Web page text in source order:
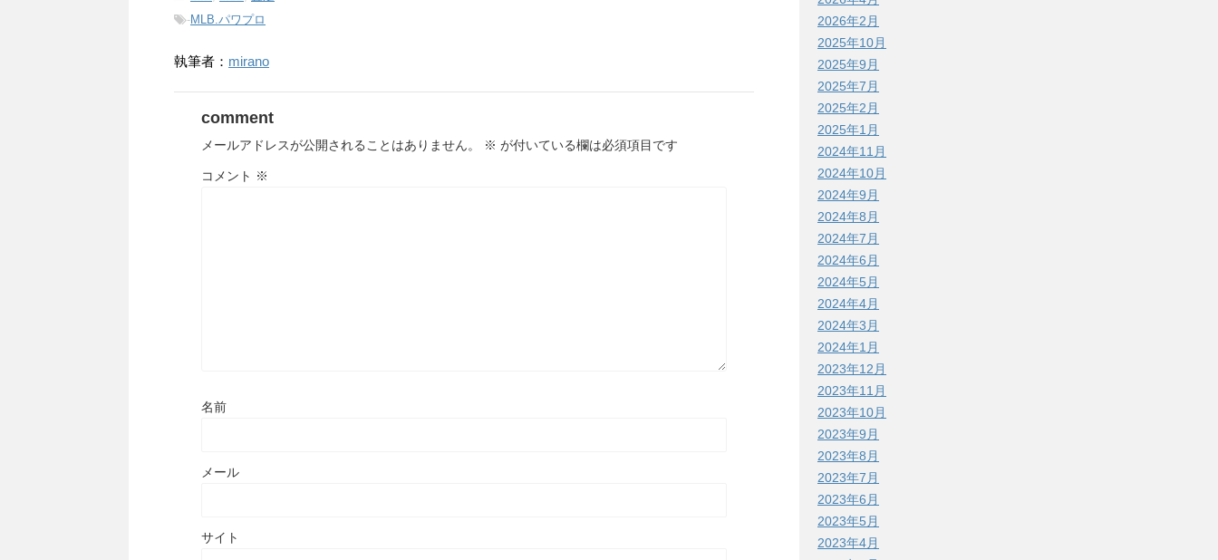
-MLB.パワプロ
執筆者： mirano
comment
メールアドレスが公開されることはありません。 ※ が付いている欄は必須項目です
コメント ※
名前
メール
サイト
2026年2月
2025年10月
2025年9月
2025年7月
2025年2月
2025年1月
2024年11月
2024年10月
2024年9月
2024年8月
2024年7月
2024年6月
2024年5月
2024年4月
2024年3月
2024年1月
2023年12月
2023年11月
2023年10月
2023年9月
2023年8月
2023年7月
2023年6月
2023年5月
2023年4月